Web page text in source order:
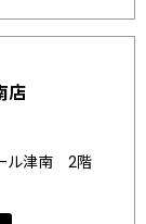
店
ル津南 2階